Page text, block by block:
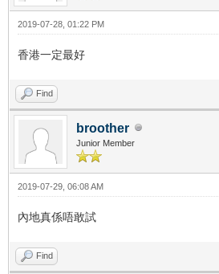
2019-07-28, 01:22 PM
香港一定最好
Find
broother
Junior Member
2019-07-29, 06:08 AM
內地真係唔敢試
Find